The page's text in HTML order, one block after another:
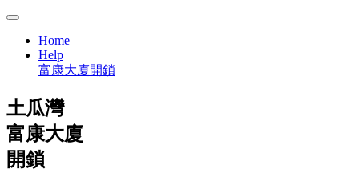
Home
Help
富康大廈開鎖
土瓜灣
富康大廈
開鎖